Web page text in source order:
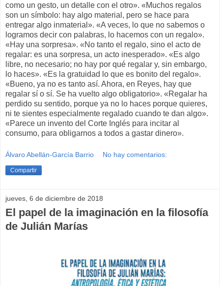
como un gesto, un detalle con el otro». «Muchos regalos
son un símbolo: hay algo material, pero se hace para
entregar algo inmaterial». «A veces, lo que no sabemos o
logramos decir con palabras, lo hacemos con un regalo».
«Hay una sorpresa». «No tanto el regalo, sino el acto de
regalar: es una sorpresa, un acto inesperado». «Es algo
libre, no necesario; no hay por qué regalar y, sin embargo,
lo haces». «Es la gratuidad lo que es bonito del regalo».
«Bueno, ya no es tanto así. Ahora, en Reyes, hay que
regalar sí o sí. Se ha vuelto algo obligatorio». «Regalar ha
perdido su sentido, porque ya no lo haces porque quieres,
ni te sientes especialmente regalado cuando te dan algo».
«Parece un invento del Corte Inglés para incitar al
consumo, para obligarnos a todos a gastar dinero».
Álvaro Abellán-García Barrio No hay comentarios:
Compartir
jueves, 6 de diciembre de 2018
El papel de la imaginación en la filosofía
de Julián Marías